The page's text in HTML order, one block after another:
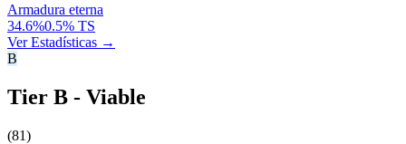
Armadura eterna
34.6%0.5% TS
Ver Estadísticas →
B
Tier B - Viable
(81)